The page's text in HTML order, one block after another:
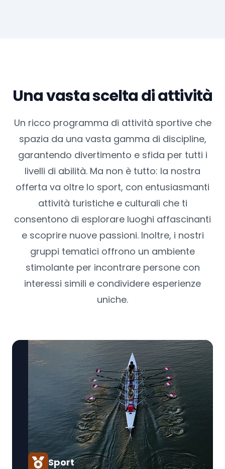
Una vasta scelta di attività
Un ricco programma di attività sportive che
spazia da una vasta gamma di discipline,
garantendo divertimento e sfida per tutti i
livelli di abilità. Ma non è tutto: la nostra
offerta va oltre lo sport, con entusiasmanti
attività turistiche e culturali che ti
consentono di esplorare luoghi affascinanti
e scoprire nuove passioni. Inoltre, i nostri
gruppi tematici offrono un ambiente
stimolante per incontrare persone con
interessi simili e condividere esperienze
uniche.
Sport